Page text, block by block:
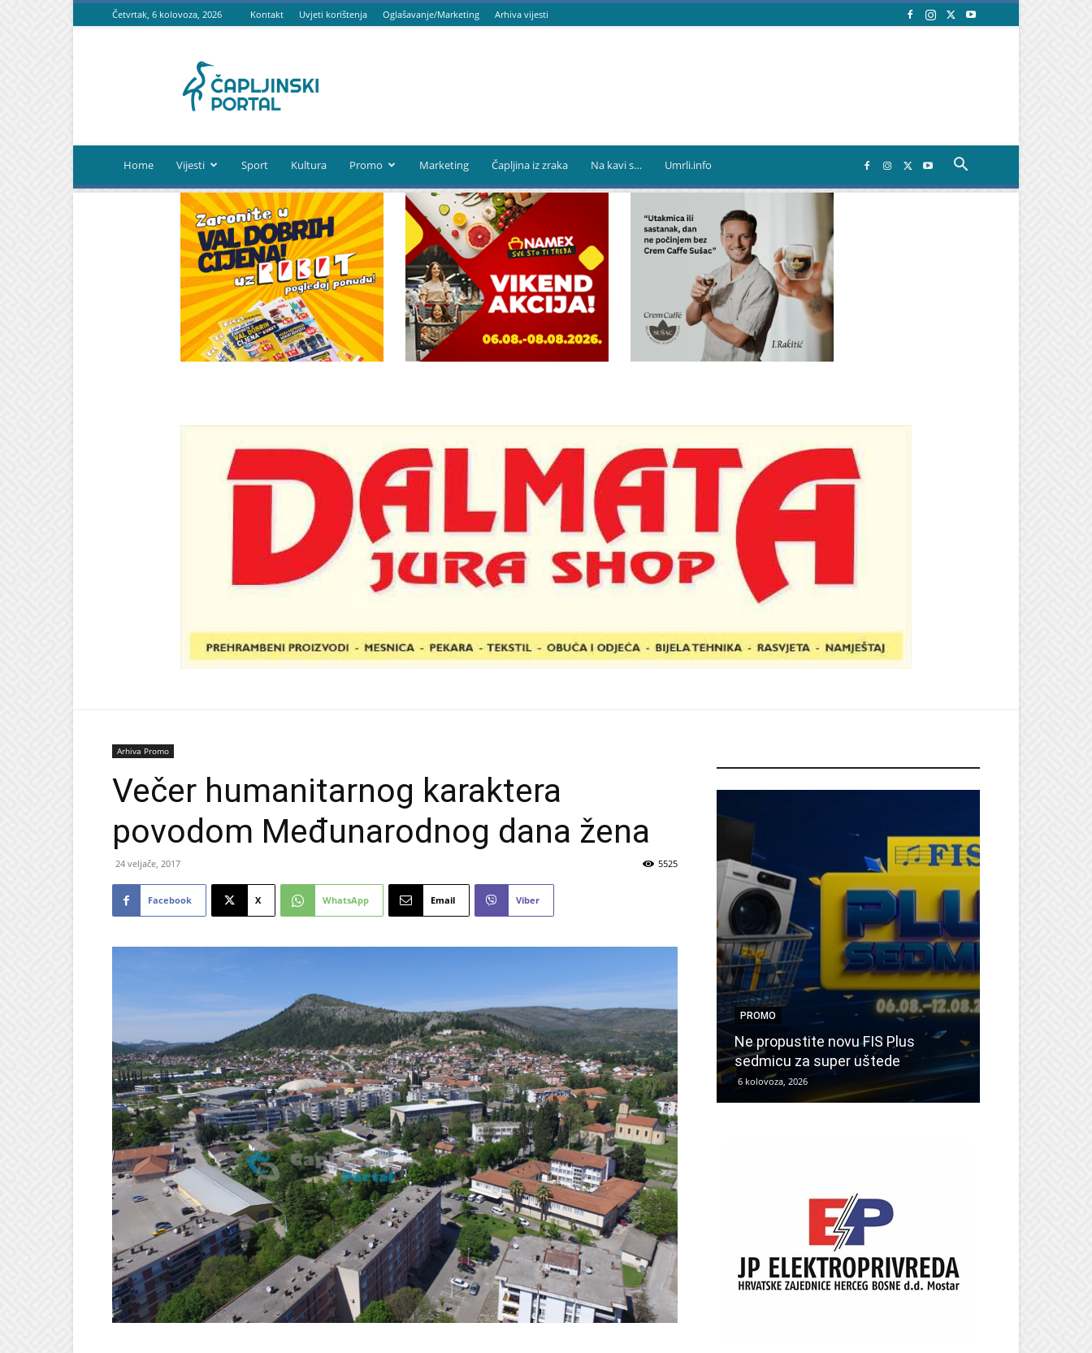
Četvrtak, 6 kolovoza, 2026 Kontakt Uvjeti korištenja Oglašavanje/Marketing Arhiva vijesti
portal
Home Vijesti Sport Kultura Promo Marketing Čapljina iz zraka Na kavi s… Umrli.info
Arhiva Promo
Večer humanitarnog karaktera
povodom Međunarodnog dana žena
24 veljače, 2017 5525
Facebook X WhatsApp Email Viber
Ljetni popusti u Ljekarnama
Radovanović: Odlične na obuću,
medicinske uređaje i vrhunsku
kozmetiku
6 kolovoza, 2026
PROMO
Ne propustite novu FIS Plus
sedmicu za super uštede
6 kolovoza, 2026